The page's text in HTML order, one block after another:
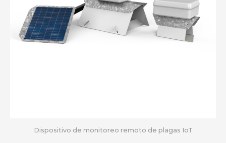
Dispositivo de monitoreo remoto de plagas IoT